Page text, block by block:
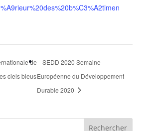
de
ciels bleus
SEDD 2020 Semaine
Européenne du Développement
Durable 2020